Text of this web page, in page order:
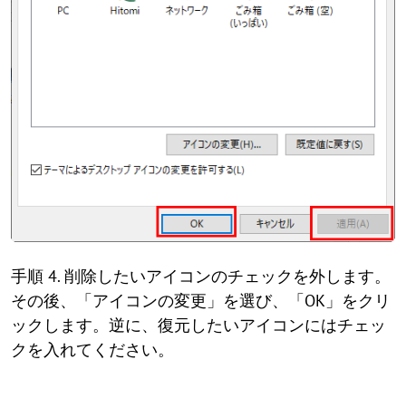
手順 4. 削除したいアイコンのチェックを外します。
その後、「アイコンの変更」を選び、「OK」をクリ
ックします。逆に、復元したいアイコンにはチェッ
クを入れてください。